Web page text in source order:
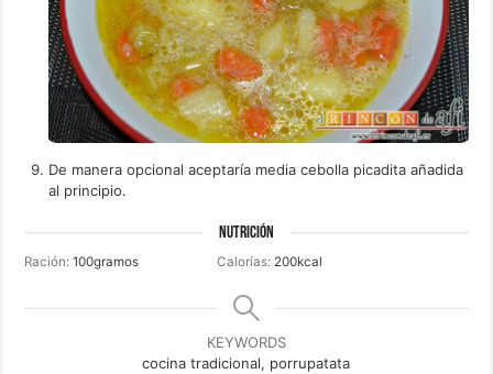
De manera opcional aceptaría media cebolla picadita añadida
al principio.
NUTRICIÓN
Ración:100gramos Calorías: 200kcal
KEYWORDS
cocina tradicional, porrupatata